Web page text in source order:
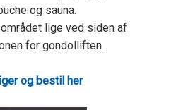
og sauna.
lige ved siden af
for gondolliften.
og bestil her